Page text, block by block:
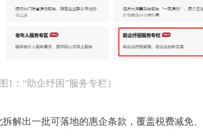
1：“助企纾困”服务专栏）
出一批可落地的惠企条款，覆盖税费减免